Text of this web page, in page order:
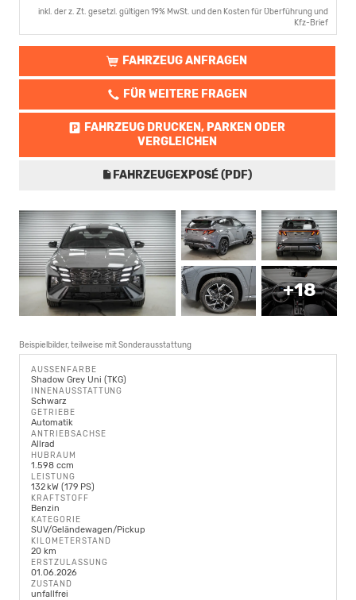
inkl. der z. Zt. gesetzl. gültigen 19% MwSt. und den Kosten für Überführung und
Kfz-Brief
FAHRZEUG ANFRAGEN
FÜR WEITERE FRAGEN
FAHRZEUG DRUCKEN, PARKEN ODER
VERGLEICHEN
FAHRZEUGEXPOSÉ (PDF)
+18
Beispielbilder, teilweise mit Sonderausstattung
AUSSENFARBE
Shadow Grey Uni (TKG)
INNENAUSSTATTUNG
Schwarz
GETRIEBE
Automatik
ANTRIEBSACHSE
Allrad
HUBRAUM
1.598 ccm
LEISTUNG
132 kW (179 PS)
KRAFTSTOFF
Benzin
KATEGORIE
SUV/Geländewagen/Pickup
KILOMETERSTAND
20 km
ERSTZULASSUNG
01.06.2026
ZUSTAND
unfallfrei